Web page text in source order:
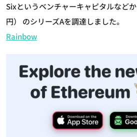
Sixというベンチャーキャピタルなど
円） のシリーズAを調達しました。
Rainbow